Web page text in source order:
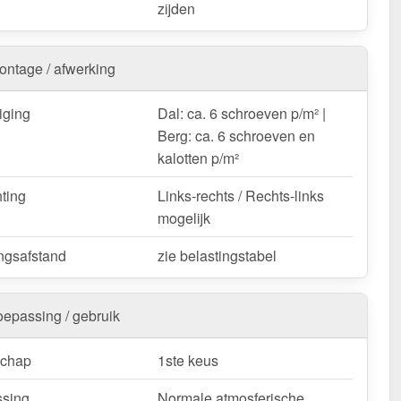
met 10 jaar garantie!
weerbestendig, op maat gemaakt - bestel nu en profiteer
levering!
/ customisatie van herroepingsrecht uitgezonderd
zijden
/ afwerking
Dal: ca. 6 schroeven p/m² |
Berg: ca. 6 schroeven en
kalotten p/m²
Links-rechts / Rechts-links
mogelijk
zie belastingstabel
/ gebruik
1ste keus